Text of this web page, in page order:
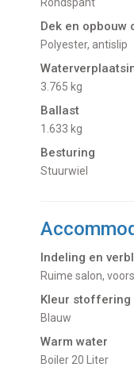
Dek en opbouw
Polyester, antislip
3.765 kg
Ballast
1.633 kg
Besturing
Stuurwiel
Indeling en
Ruime salon,
Kleur stoffering
Blauw
Warm water
Boiler 20 Liter